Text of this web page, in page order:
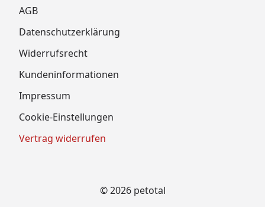
AGB
Datenschutzerklärung
Widerrufsrecht
Kundeninformationen
Impressum
Cookie-Einstellungen
Vertrag widerrufen
© 2026 petotal